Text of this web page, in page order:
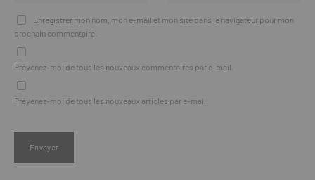
Enregistrer mon nom, mon e-mail et mon site dans le navigateur pour mon
prochain commentaire.
Prévenez-moi de tous les nouveaux commentaires par e-mail.
Prévenez-moi de tous les nouveaux articles par e-mail.